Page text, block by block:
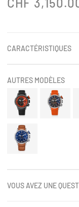
CARACTÉRISTIQUES
AUTRES MODÈLES
VOUS AVEZ UNE